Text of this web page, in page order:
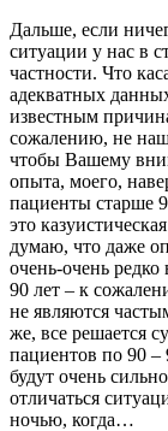
Дальше, если
ситуации у нас в
частности. Что
адекватных
известным
сожалению, не
чтобы Вашему
опыта, моего,
пациенты старше
это
думаю, что даже
очень-очень
90 лет – к
не являются
же, все решается
пациентов по 90 –
будут очень
отличаться
ночью, когда…